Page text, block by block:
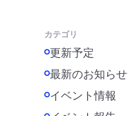
カテゴリ
更新予定
最新のお知らせ
イベント情報